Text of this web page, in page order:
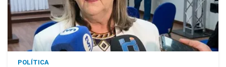
POLÍTICA